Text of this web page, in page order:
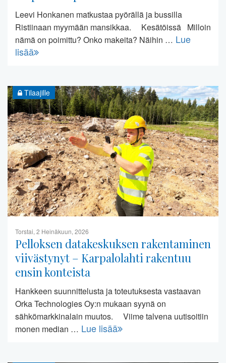
Leevi Honkanen matkustaa pyörällä ja bussilla
Ristiinaan myymään mansikkaa. Kesätöissä Milloin
nämä on poimittu? Onko makeita? Näihin … Lue
lisää
Tilaajille
Torstai, 2 Heinäkuun, 2026
Pelloksen datakeskuksen rakentaminen
viivästynyt – Karpalolahti rakentuu
ensin konteista
Hankkeen suunnittelusta ja toteutuksesta vastaavan
Orka Technologies Oy:n mukaan syynä on
sähkömarkkinalain muutos. Viime talvena uutisoitiin
monen median … Lue lisää